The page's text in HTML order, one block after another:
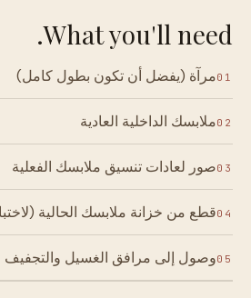
What you'll need.
01مرآة (يفضل أن تكون بطول كامل)
02ملابسك الداخلية العادية
03صور لعادات تنسيق ملابسك الفعلية
04قطع من خزانة ملابسك الحالية
05وصول إلى مرافق الغسيل والتجفيف